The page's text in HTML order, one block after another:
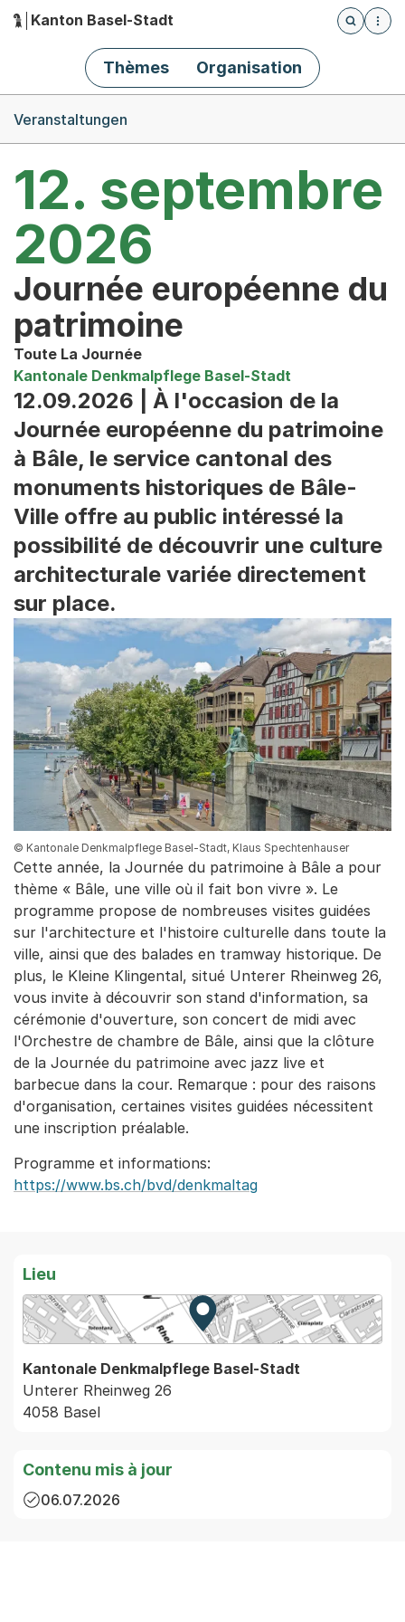
Hauptnavigation
Kanton Basel-Stadt
Öffnet
Thèmes Organisation
Veranstaltungen
Journée européenne du
patrimoine
12. septembre
2026
Toute La Journée
Kantonale Denkmalpflege Basel-Stadt
12.09.2026 | À l'occasion de la
Journée européenne du patrimoine
à Bâle, le service cantonal des
monuments historiques de Bâle-
Ville offre au public intéressé la
possibilité de découvrir une culture
architecturale variée directement
sur place.
© Kantonale Denkmalpflege Basel-Stadt, Klaus Spechtenhauser
Cette année, la Journée du patrimoine à Bâle a pour
thème « Bâle, une ville où il fait bon vivre ». Le
programme propose de nombreuses visites guidées
sur l'architecture et l'histoire culturelle dans toute la
ville, ainsi que des balades en tramway historique. De
plus, le Kleine Klingental, situé Unterer Rheinweg 26,
vous invite à découvrir son stand d'information, sa
cérémonie d'ouverture, son concert de midi avec
l'Orchestre de chambre de Bâle, ainsi que la clôture
de la Journée du patrimoine avec jazz live et
barbecue dans la cour. Remarque : pour des raisons
d'organisation, certaines visites guidées nécessitent
une inscription préalable.
Programme et informations:
https://www.bs.ch/bvd/denkmaltag
Lieu
Zur Karte von MapBS.
Externer Link, wird in einem
Kantonale Denkmalpflege Basel-Stadt
Unterer Rheinweg 26
4058 Basel
Contenu mis à jour
06.07.2026